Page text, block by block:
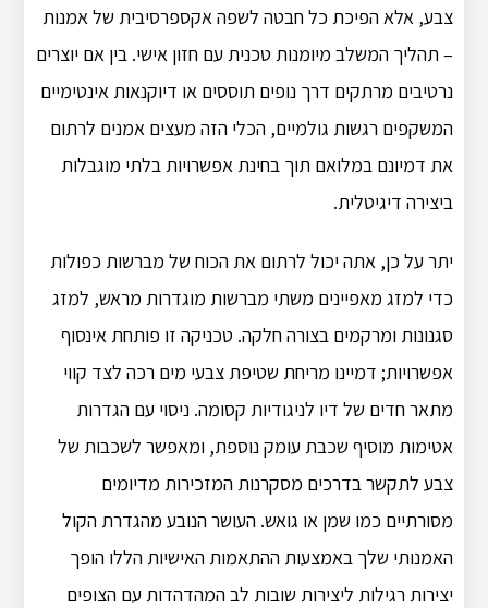
צבע, אלא הפיכת כל חבטה לשפה אקספרסיבית של אמנות
– תהליך המשלב מיומנות טכנית עם חזון אישי. בין אם יוצרים
נרטיבים מרתקים דרך נופים תוססים או דיוקנאות אינטימיים
המשקפים רגשות גולמיים, הכלי הזה מעצים אמנים לרתום
את דמיונם במלואם תוך בחינת אפשרויות בלתי מוגבלות
ביצירה דיגיטלית.
יתר על כן, אתה יכול לרתום את הכוח של מברשות כפולות
כדי למזג מאפיינים משתי מברשות מוגדרות מראש, למזג
סגנונות ומרקמים בצורה חלקה. טכניקה זו פותחת אינסוף
אפשרויות; דמיינו מריחת שטיפת צבעי מים רכה לצד קווי
מתאר חדים של דיו לניגודיות קסומה. ניסוי עם הגדרות
אטימות מוסיף שכבת עומק נוספת, ומאפשר לשכבות של
צבע לתקשר בדרכים מסקרנות המזכירות מדיומים
מסורתיים כמו שמן או גואש. העושר הנובע מהגדרת הקול
האמנותי שלך באמצעות ההתאמות האישיות הללו הופך
יצירות רגילות ליצירות שובות לב המהדהדות עם הצופים